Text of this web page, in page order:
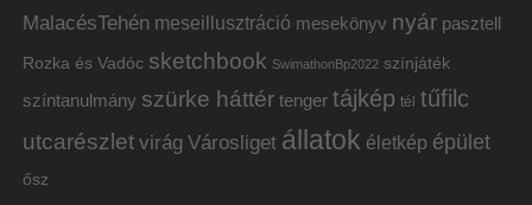
MalacésTehén meseillusztráció mesekönyv nyár pasztell
Rozka és Vadóc sketchbook SwimathonBp2022 színjáték
színtanulmány szürke háttér tenger tájkép tél tűfilc
utcarészlet virág Városliget állatok életkép épület
ősz